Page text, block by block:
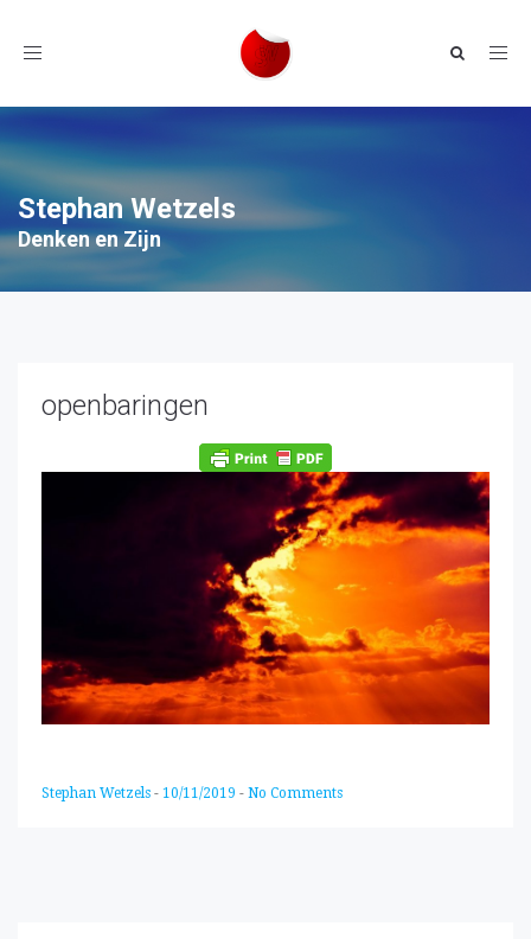
Toggle
Stephan Wetzels
Denken en Zijn
openbaringen
Stephan Wetzels - 10/11/2019 - No Comments